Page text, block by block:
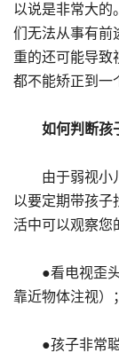
以说是非常大的
们无法从事有前
重的还可能导致
都不能矫正到一
如何判断孩
由于弱视小儿
以要定期带孩子
活中可以观察您
●看电视歪头
靠近物体注视）；
●孩子非常聪